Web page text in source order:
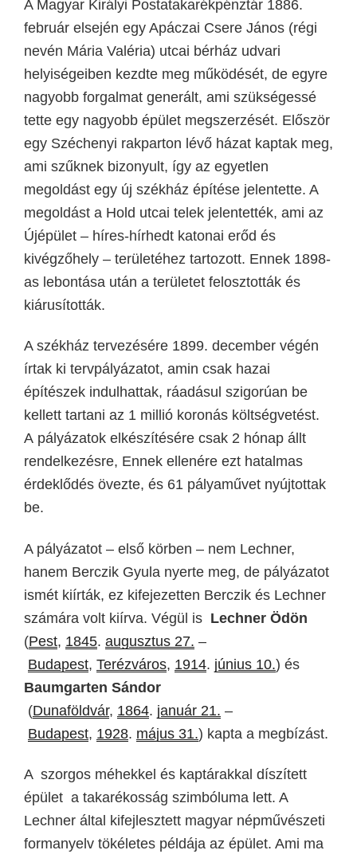
A Magyar Királyi Postatakarékpénztár 1886.
február elsején egy Apáczai Csere János (régi
nevén Mária Valéria) utcai bérház udvari
helyiségeiben kezdte meg működését, de egyre
nagyobb forgalmat generált, ami szükségessé
tette egy nagyobb épület megszerzését. Először
egy Széchenyi rakparton lévő házat kaptak meg,
ami szűknek bizonyult, így az egyetlen
megoldást egy új székház építése jelentette. A
megoldást a Hold utcai telek jelentették, ami az
Újépület – híres-hírhedt katonai erőd és
kivégzőhely – területéhez tartozott. Ennek 1898-
as lebontása után a területet felosztották és
kiárusították.
A székház tervezésére 1899. december végén
írtak ki tervpályázatot, amin csak hazai
építészek indulhattak, ráadásul szigorúan be
kellett tartani az 1 millió koronás költségvetést.
A pályázatok elkészítésére csak 2 hónap állt
rendelkezésre, Ennek ellenére ezt hatalmas
érdeklődés övezte, és 61 pályaművet nyújtottak
be.
A pályázatot – első körben – nem Lechner,
hanem Berczik Gyula nyerte meg, de pályázatot
ismét kiírták, ez kifejezetten Berczik és Lechner
számára volt kiírva. Végül is Lechner Ödön
(Pest, 1845. augusztus 27. –
Budapest, Terézváros, 1914. június 10.) és
Baumgarten Sándor
(Dunaföldvár, 1864. január 21. –
Budapest, 1928. május 31.) kapta a megbízást.
A szorgos méhekkel és kaptárakkal díszített
épület a takarékosság szimbóluma lett. A
Lechner által kifejlesztett magyar népművészeti
formanyelv tökéletes példája az épület. Ami ma